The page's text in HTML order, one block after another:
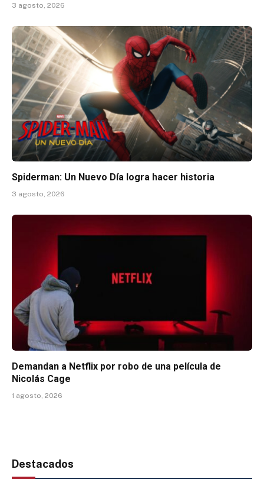
3 agosto, 2026
Spiderman: Un Nuevo Día logra hacer historia
3 agosto, 2026
Demandan a Netflix por robo de una película de
Nicolás Cage
1 agosto, 2026
Destacados